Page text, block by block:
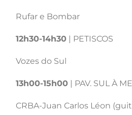
Rufar e Bombar
12h30-14h30 | PETISCOS
Vozes do Sul
13h00-15h00 | PAV. SUL À
CRBA-Juan Carlos Léon